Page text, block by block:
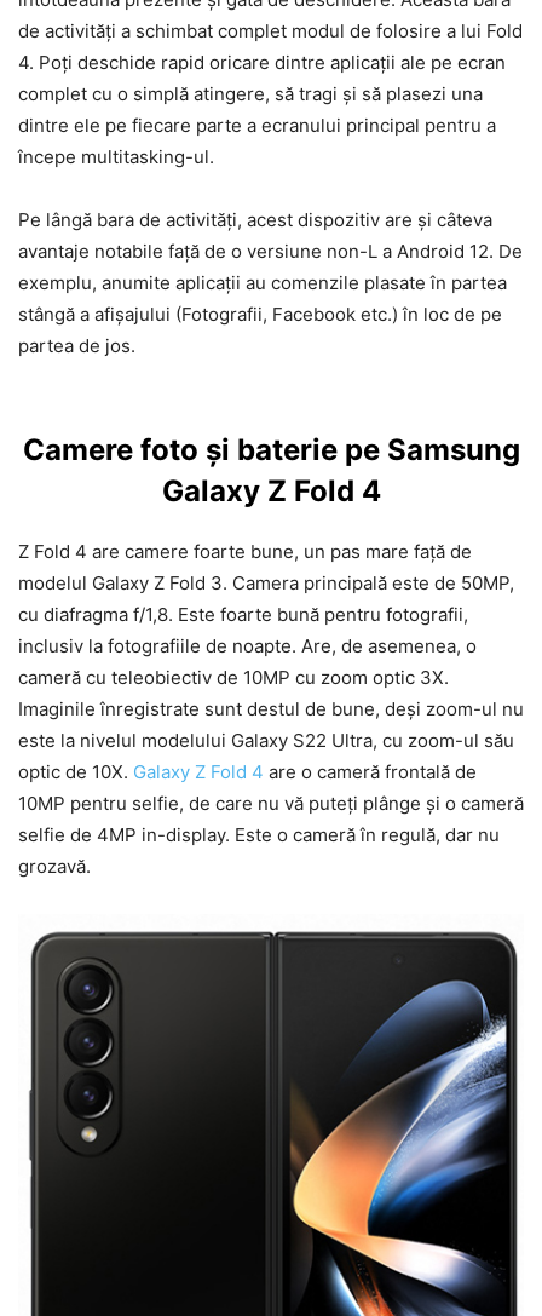
de activități a schimbat complet modul de folosire a lui Fold
4. Poți deschide rapid oricare dintre aplicații ale pe ecran
complet cu o simplă atingere, să tragi și să plasezi una
dintre ele pe fiecare parte a ecranului principal pentru a
începe multitasking-ul.
Pe lângă bara de activități, acest dispozitiv are și câteva
avantaje notabile față de o versiune non-L a Android 12. De
exemplu, anumite aplicații au comenzile plasate în partea
stângă a afișajului (Fotografii, Facebook etc.) în loc de pe
partea de jos.
Camere foto și baterie pe Samsung
Galaxy Z Fold 4
Z Fold 4 are camere foarte bune, un pas mare față de
modelul Galaxy Z Fold 3. Camera principală este de 50MP,
cu diafragma f/1,8. Este foarte bună pentru fotografii,
inclusiv la fotografiile de noapte. Are, de asemenea, o
cameră cu teleobiectiv de 10MP cu zoom optic 3X.
Imaginile înregistrate sunt destul de bune, deși zoom-ul nu
este la nivelul modelului Galaxy S22 Ultra, cu zoom-ul său
optic de 10X. Galaxy Z Fold 4 are o cameră frontală de
10MP pentru selfie, de care nu vă puteți plânge și o cameră
selfie de 4MP in-display. Este o cameră în regulă, dar nu
grozavă.